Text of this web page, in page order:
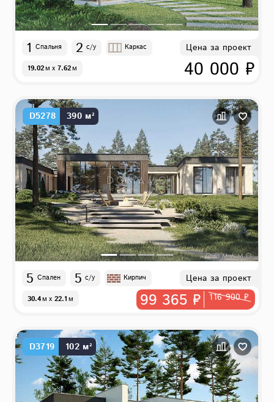
1 Спальня 2 с/у Каркас
19.02м x 7.62м
Цена за проект
40 000 ₽
D5278 390 м²
5 Спален 5 с/у Кирпич
30.4м x 22.1м
Цена за проект
99 365 ₽ 116 900 ₽
D3719 102 м²